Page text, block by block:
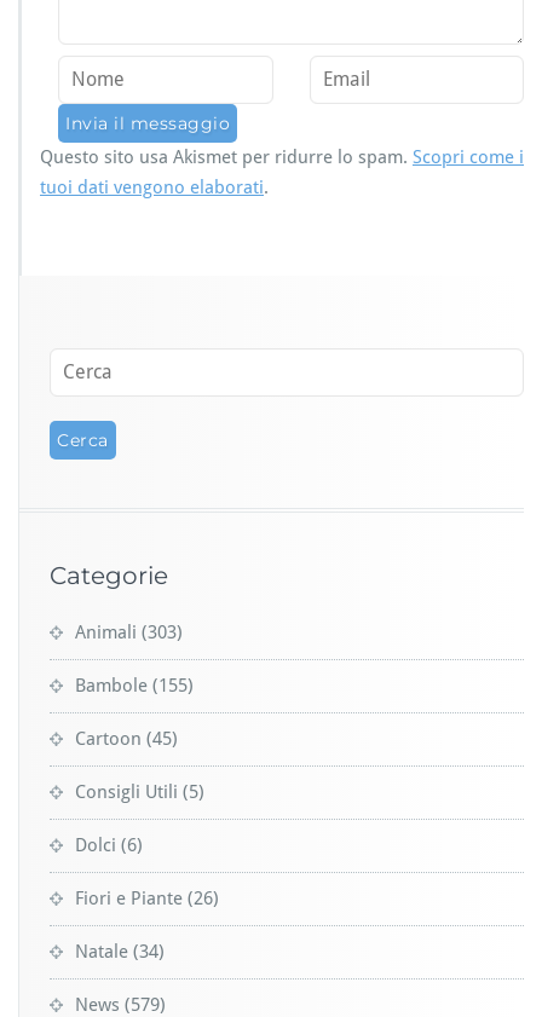
Questo sito usa Akismet per ridurre lo spam. Scopri come i
tuoi dati vengono elaborati.
Categorie
Animali (303)
Bambole (155)
Cartoon (45)
Consigli Utili (5)
Dolci (6)
Fiori e Piante (26)
Natale (34)
News (579)